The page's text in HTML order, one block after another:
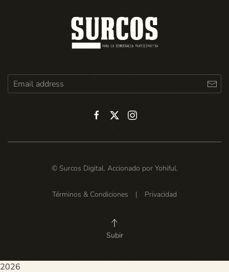
© Surcos Digital. Accionado por Yohiful.
Términos & Condiciones | Privacidad
Subir
2026